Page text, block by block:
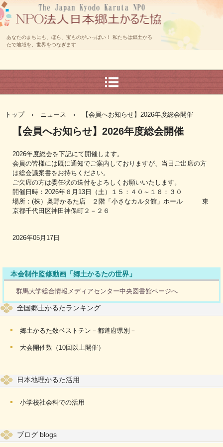
あなたのまちにも、ほら、宝ものがいっぱい！ 私たちは郷土かる
たで地域を、世界をつなぎます
トップ › ニュース › 【会員へお知らせ】2026年度総会開催
【会員へお知らせ】2026年度総会開催
2026年度総会を下記にて開催します。
会員の皆様には既に通知でご案内しておりますが、当日ご出席の方
は総会議案書をお持ちください。
ご欠席の方は委任状の送付をよろしくお願いいたします。
開催日時：2026年６月13日（土）１５：４０～１６：３０
場所：(株）奥野かるた店 ２階「小さなカルタ館」ホール 東
京都千代田区神田神保町２－２６
2026年05月17日
本会制作監修動画「郷土かるたの世界」
群馬大学総合情報メディアセンター中央図書館ページへ
全国郷土かるたランキング
郷土かるた数ベストテン－都道府県別－
大会開催数（10回以上開催）
日本地理かるた活用
小学校社会科での活用
ブログ blogs